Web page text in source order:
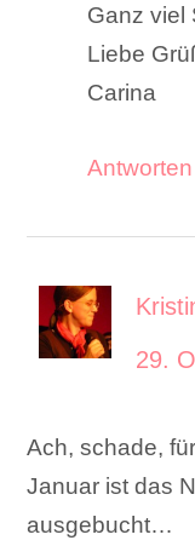
Ganz viel
Liebe
Carina
Antworten
29.
Ach, schade,
Januar ist das
ausgebucht…